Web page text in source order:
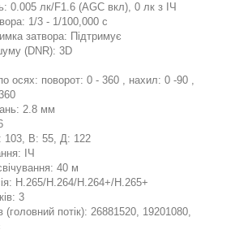
0.005 лк/F1.6 (AGC вкл), 0 лк з ІЧ
1/3 - 1/100,000 с
затвора: Підтримує
(DNR): 3D
осях: поворот: 0 - 360 , нахил: 0 -90 ,
2.8 мм
103, В: 55, Д: 122
ІЧ
40 м
H.265/H.264/H.264+/H.265+
3
(головний потік): 26881520, 19201080,